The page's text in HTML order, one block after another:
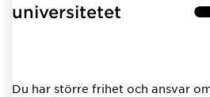
universitetet
Du har större frihet och ansvar